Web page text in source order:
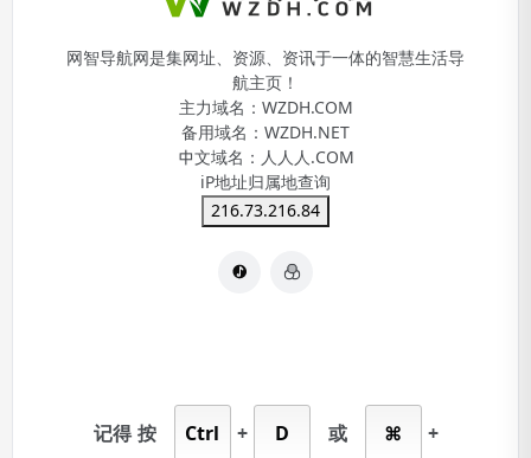
网智导航网是集网址、资源、资讯于一体的智慧生活导
航主页！
主力域名： WZDH.COM
备用域名： WZDH.NET
中文域名： 人人人.COM
iP地址归属地查询
216.73.216.84
记得 按 Ctrl + D 或 ⌘ +